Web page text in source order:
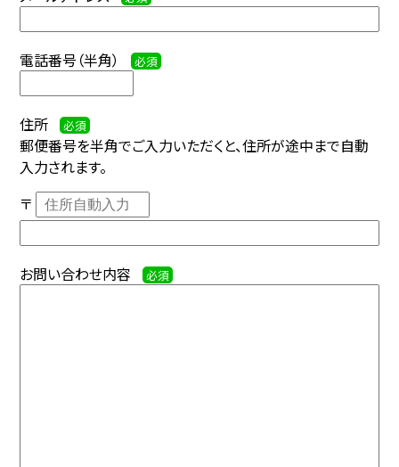
電話番号（半角） 必須
住所 必須
郵便番号を半角でご入力いただくと、住所が途中まで自動
入力されます。
〒
お問い合わせ内容 必須